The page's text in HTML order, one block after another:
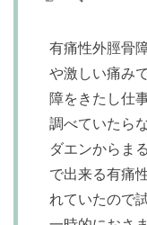
有痛性外脛骨
や激しい痛み
障をきたし仕
調べていたら
ダエンからま
で出来る有痛
れていたので